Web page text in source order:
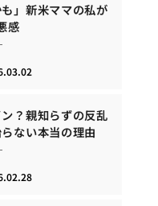
」新米ママの私が
感
？親知らずの反乱
ない本当の理由